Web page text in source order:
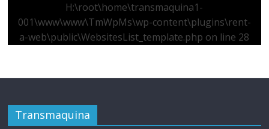
H:\root\home\transmaquina1-
001\www\www\TmWpMs\wp-content\plugins\rent-
a-web\public\WebsitesList_template.php on line 28
Transmaquina